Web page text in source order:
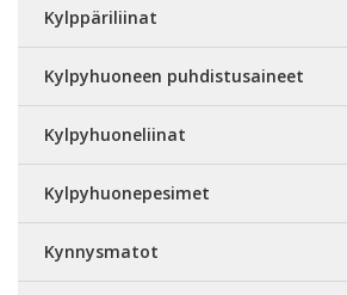
Kylppäriliinat
Kylpyhuoneen puhdistusaineet
Kylpyhuoneliinat
Kylpyhuonepesimet
Kynnysmatot